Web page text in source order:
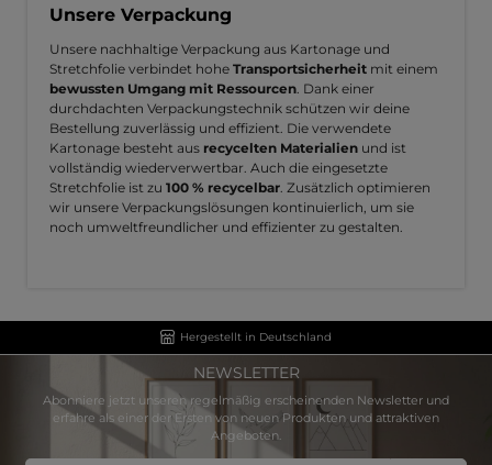
Unsere Verpackung
Unsere nachhaltige Verpackung aus Kartonage und
Stretchfolie verbindet hohe Transportsicherheit mit einem
bewussten Umgang mit Ressourcen . Dank einer
durchdachten Verpackungstechnik schützen wir deine
Bestellung zuverlässig und effizient. Die verwendete
Kartonage besteht aus recycelten Materialien und ist
vollständig wiederverwertbar. Auch die eingesetzte
Stretchfolie ist zu 100 % recycelbar . Zusätzlich optimieren
wir unsere Verpackungslösungen kontinuierlich, um sie
noch umweltfreundlicher und effizienter zu gestalten.
Hergestellt in Deutschland
NEWSLETTER
Abonniere jetzt unseren regelmäßig erscheinenden Newsletter und
erfahre als einer der Ersten von neuen Produkten und attraktiven
Angeboten.